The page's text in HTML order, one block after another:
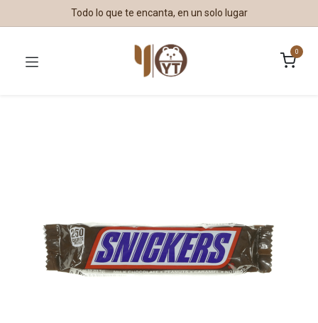
Todo lo que te encanta, en un solo lugar
0